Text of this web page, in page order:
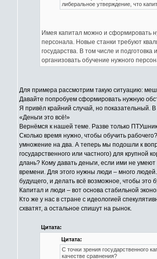
либеральное утверждение, что
Имея капитал можно и сформировать
персонала. Новые станки требуют
государства. В том числе и
организовать обучение нужного
Для примера рассмотрим такую ситуацию:
Давайте попробуем сформировать нужную
Я привёл крайний случай, но показательный.
«Деньги это всё!»
Вернёмся к нашей теме. Разве только
Сколько время нужно, чтобы обучить
умножение на два. А теперь мы подошли к
государственного или частного) для
длань? Кому давать деньги, если ими не
времени. Для этого нужны люди – много
будущего, и делать всё возможное, чтобы
Капитал и люди – вот основа стабильной
Кто же у нас в стране с идеологией
схватят, а остальное спишут на рынок.
Цитата:
Цитата:
С точки зрения государственного
качестве сравнения?